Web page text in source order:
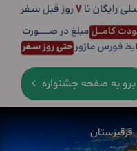
برو به صفحه جشنواره
قرقیزستان